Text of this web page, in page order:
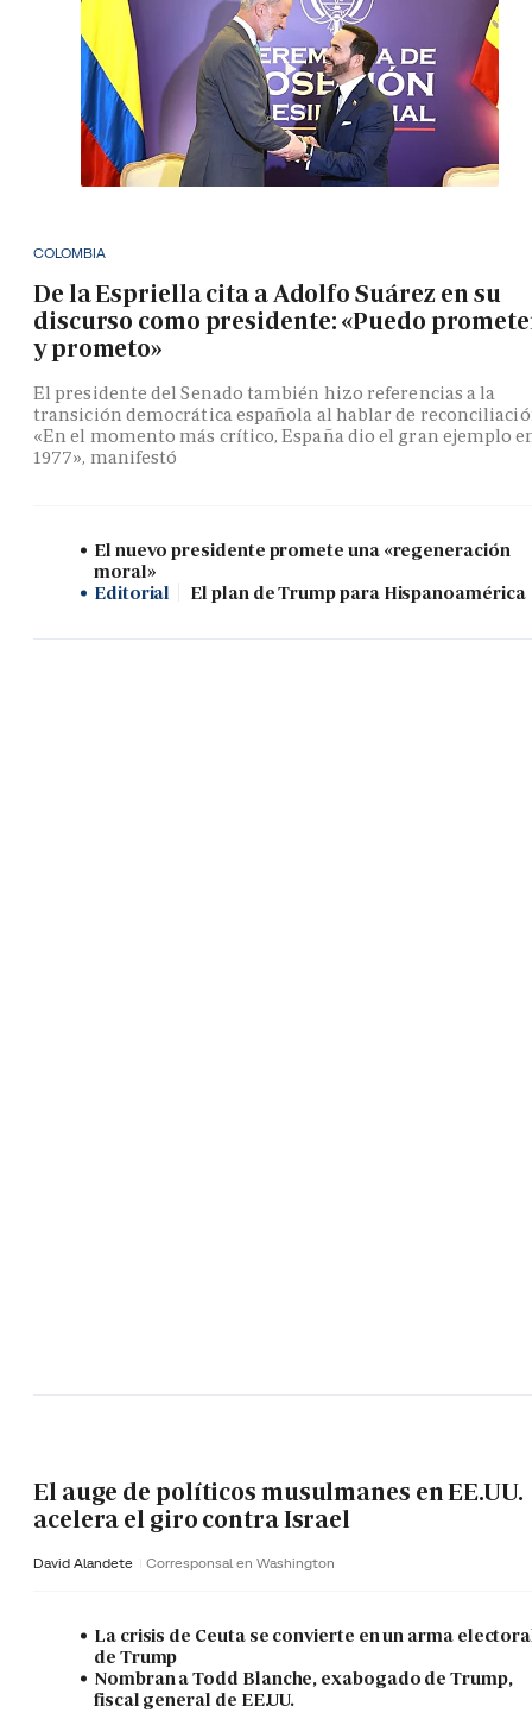
COLOMBIA
De la Espriella cita a Adolfo Suárez en su
discurso como presidente: «Puedo
y prometo»
El presidente del Senado también hizo referencias a la
transición democrática española al hablar de
«En el momento más crítico, España dio el gran ejemplo
1977», manifestó
El nuevo presidente promete una «regeneración
moral»
Editorial
El plan de Trump para Hispanoamérica
El auge de políticos musulmanes en EE.UU.
acelera el giro contra Israel
David Alandete Corresponsal en Washington
La crisis de Ceuta se convierte en un arma
de Trump
Nombran a Todd Blanche, exabogado de Trump,
fiscal general de EE.UU.